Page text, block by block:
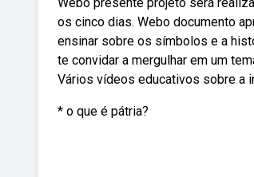
os cinco dias. Webo documento
ensinar sobre os símbolos e a
te convidar a mergulhar em um
Vários vídeos educativos sobre a
* o que é pátria?